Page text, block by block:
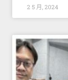
2 5 月, 2024